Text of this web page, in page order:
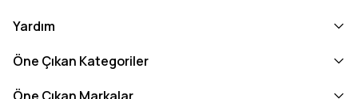
Yardım
Öne Çıkan Kategoriler